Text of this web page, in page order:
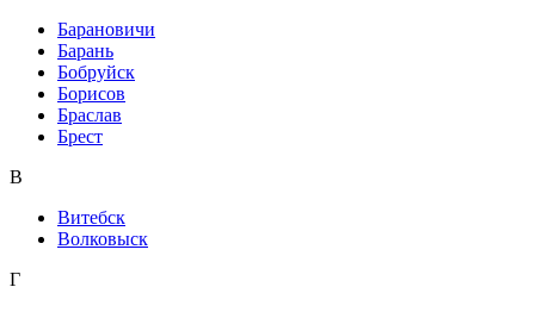
Барановичи
Барань
Бобруйск
Борисов
Браслав
Брест
В
Витебск
Волковыск
Г